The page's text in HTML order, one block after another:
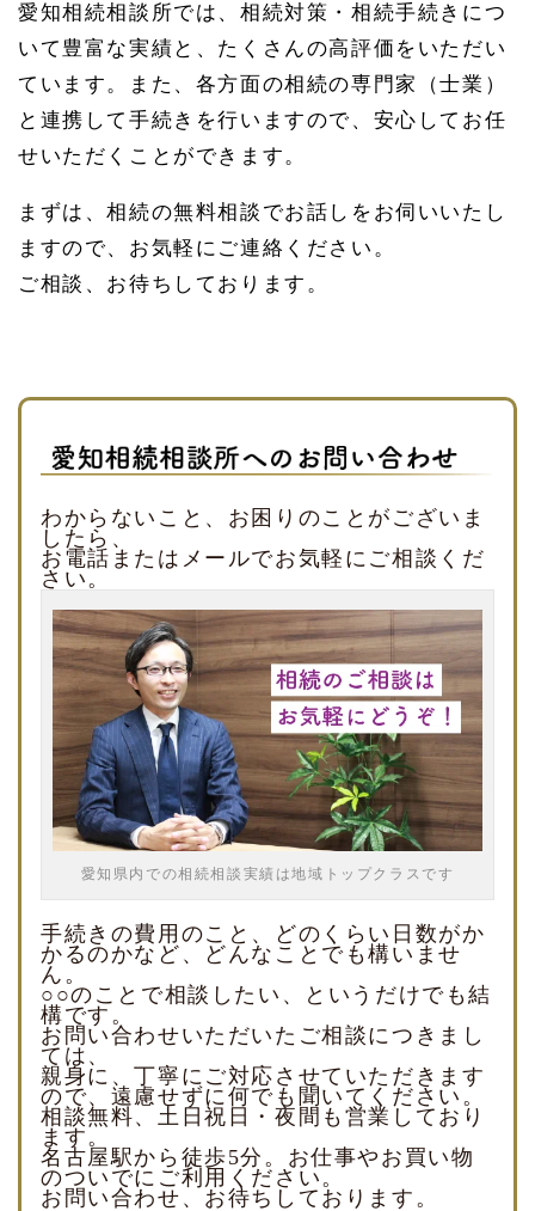
愛知相続相談所では、相続対策・相続手続きにつ
いて豊富な実績と、たくさんの高評価をいただい
ています。また、各方面の相続の専門家（士業）
と連携して手続きを行いますので、安心してお任
せいただくことができます。
まずは、相続の無料相談でお話しをお伺いいたし
ますので、お気軽にご連絡ください。
ご相談、お待ちしております。
わからないこと、お困りのことがございま
したら、
お電話またはメールでお気軽にご相談くだ
さい。
愛知県内での相続相談実績は地域トップクラスです
手続きの費用のこと、どのくらい日数がか
かるのかなど、どんなことでも構いませ
ん。
○○のことで相談したい、というだけでも結
構です。
お問い合わせいただいたご相談につきまし
ては、
親身に、丁寧にご対応させていただきます
ので、遠慮せずに何でも聞いてください。
相談無料、土日祝日・夜間も営業しており
ます。
名古屋駅から徒歩5分。お仕事やお買い物
のついでにご利用ください。
お問い合わせ、お待ちしております。